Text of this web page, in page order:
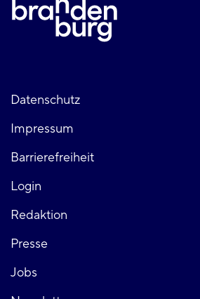
Fußzeile
links
Datenschutz
Impressum
Barrierefreiheit
Login
Fußzeile
rechts
Redaktion
Presse
Jobs